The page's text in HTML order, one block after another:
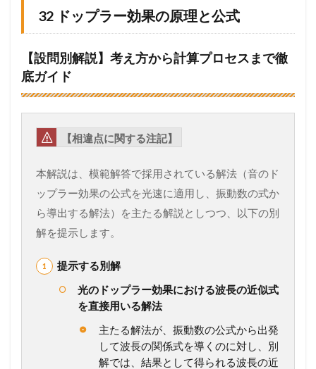
32 ドップラー効果の原理と公式
【設問別解説】考え方から計算プロセスまで徹
底ガイド
【相違点に関する注記】
本解説は、模範解答で採用されている解法（音のド
ップラー効果の公式を光速に適用し、振動数の式か
ら導出する解法）を主たる解説としつつ、以下の別
解を提示します。
提示する別解
光のドップラー効果における波長の近似式
を直接用いる解法
主たる解法が、振動数の公式から出発
して波長の関係式を導くのに対し、別
解では、結果として得られる波長の近